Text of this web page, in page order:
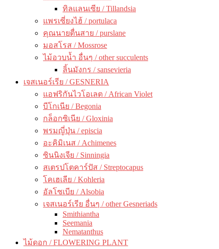
ทิลแลนเซีย / Tillandsia
แพรเซี่ยงไฮ้ / portulaca
คุณนายตื่นสาย / purslane
มอสโรส / Mossrose
ไม้อวบน้ำ อื่นๆ / other succulents
ลิ้นมังกร / sansevieria
เจสเนอร์เรีย / GESNERIA
แอฟริกันไวโอเลต / African Violet
บีโกเนีย / Begonia
กล็อกซิเนีย / Gloxinia
พรมญี่ปุ่น / episcia
อะคิมิเนส / Achimenes
ซินนิงเจีย / Sinningia
สเตรปโตคาร์ปัส / Streptocapus
โคเฮเลีย / Kohleria
อัลโซเบีย / Alsobia
เจสเนอร์เรีย อื่นๆ / other Gesneriads
Smithiantha
Seemania
Nematanthus
ไม้ดอก / FLOWERING PLANT